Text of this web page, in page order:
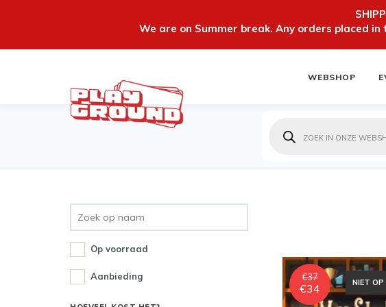
We are on Summer break. Any orders placed
WEBSHOP
zoeken
Op voorraad
Aanbieding
NIET
€37
prijs
€34
Huidige
prijs